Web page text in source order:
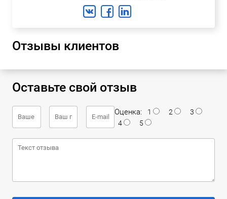
Отзывы клиентов
Оставьте свой отзыв
Оценка: 1 2
3
4
5